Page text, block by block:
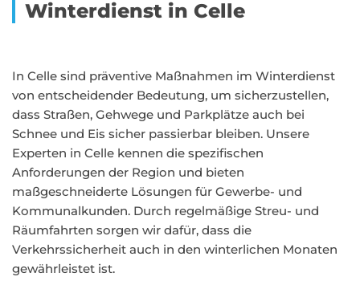
Winterdienst in Celle
In Celle sind präventive Maßnahmen im Winterdienst
von entscheidender Bedeutung, um sicherzustellen,
dass Straßen, Gehwege und Parkplätze auch bei
Schnee und Eis sicher passierbar bleiben. Unsere
Experten in Celle kennen die spezifischen
Anforderungen der Region und bieten
maßgeschneiderte Lösungen für Gewerbe- und
Kommunalkunden. Durch regelmäßige Streu- und
Räumfahrten sorgen wir dafür, dass die
Verkehrssicherheit auch in den winterlichen Monaten
gewährleistet ist.